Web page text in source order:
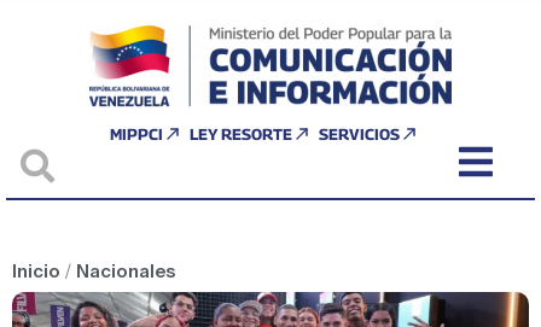
MIPPCI LEY RESORTE SERVICIOS
Inicio / Nacionales